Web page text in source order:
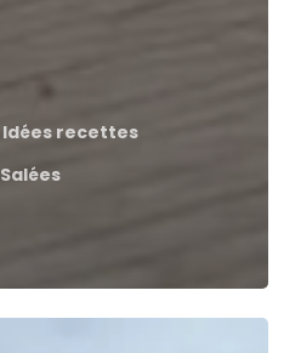
Idées recettes
Salées